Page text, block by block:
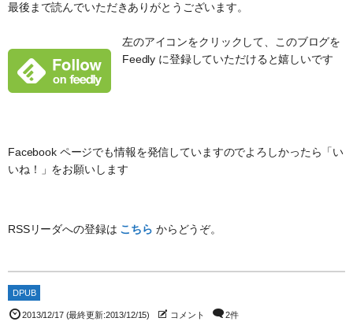
最後まで読んでいただきありがとうございます。
左のアイコンをクリックして、このブログを
Feedly に登録していただけると嬉しいです
Facebook ページでも情報を発信していますのでよろしかったら「い
いね！」をお願いします
RSSリーダへの登録は こちら からどうぞ。
DPUB
2013/12/17(最終更新:2013/12/15) コメント 2件